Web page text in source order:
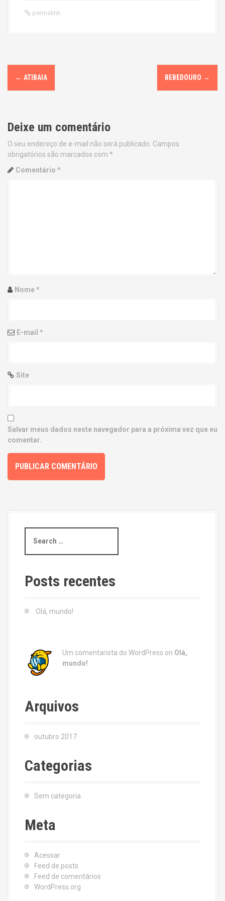
permalink
P
o
t
n
a
i
n
← ATIBAIA BEBEDOURO →
Deixe um comentário
O seu endereço de e-mail não será publicado. Campos
obrigatórios são marcados com *
Comentário *
Nome*
E-mail *
Site
Salvar meus dados neste navegador para a próxima vez que eu
comentar.
a
c
h
Posts recentes
Olá, mundo!
Um comentarista do WordPress on Olá,
mundo!
Arquivos
outubro 2017
Categorias
Sem categoria
Meta
Acessar
Feed de posts
Feed de comentários
WordPress.org